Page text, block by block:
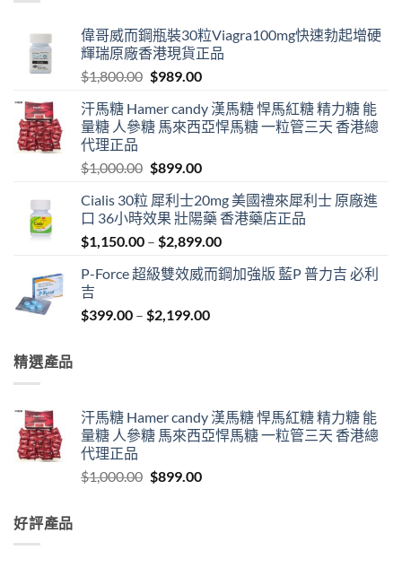
偉哥威而鋼瓶裝30粒Viagra100mg快速勃起增硬
輝瑞原廠香港現貨正品
$1,800.00 Original
was:
$1,800.00.
$989.00Current
is:
$989.00.
汗馬糖 Hamer candy 漢馬糖 悍馬紅糖 精力糖 能
量糖 人參糖 馬來西亞悍馬糖 一粒管三天 香港總
代理正品
$1,000.00 Original
was:
$1,000.00.
$899.00Current
is:
$899.00.
Cialis 30粒 犀利士20mg 美國禮來犀利士 原廠進
口 36小時效果 壯陽藥 香港藥店正品
$1,150.00 – $2,899.00Price
$1,150.00
P-Force 超級雙效威而鋼加強版 藍P 普力吉 必利
吉
$399.00 – $2,199.00Price
精選產品
汗馬糖 Hamer candy 漢馬糖 悍馬紅糖 精力糖 能
量糖 人參糖 馬來西亞悍馬糖 一粒管三天 香港總
代理正品
$1,000.00 Original
$899.00Current
好評產品